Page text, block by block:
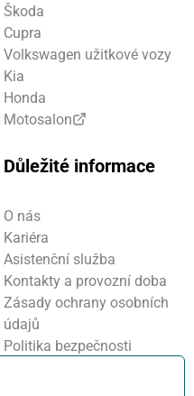
Škoda
Cupra
Volkswagen užitkové vozy
Kia
Honda
Motosalon
Důležité informace
O nás
Kariéra
Asistenční služba
Kontakty a provozní doba
Zásady ochrany osobních
údajů
Politika bezpečnosti